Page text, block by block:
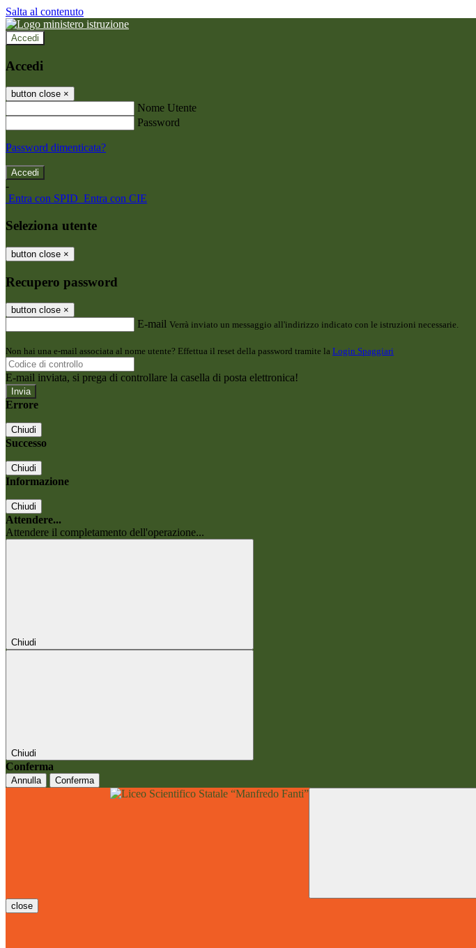
Salta al contenuto
Accedi
Accedi
button close ×
Nome Utente
Password
Password dimenticata?
-
Entra con SPID Entra con CIE
Seleziona utente
button close ×
Recupero password
button close ×
E-mail Verrà inviato un messaggio all'indirizzo indicato con le istruzioni necessarie.
Non hai una e-mail associata al nome utente? Effettua il reset della password tramite la Login Spaggiari
E-mail inviata, si prega di controllare la casella di posta elettronica!
Errore
Chiudi
Successo
Chiudi
Informazione
Chiudi
Attendere...
Attendere il completamento dell'operazione...
Chiudi
Chiudi
Conferma
Annulla Conferma
close